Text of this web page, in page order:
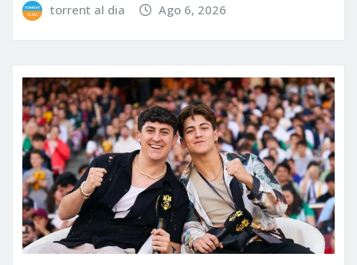
torrent al dia Ago 6, 2026